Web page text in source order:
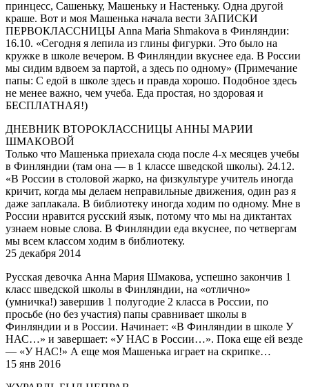
принцесс, Сашеньку, Машеньку и Настеньку. Одна другой
краше. Вот и моя Машенька начала вести ЗАПИСКИ
ПЕРВОКЛАССНИЦЫ Anna Maria Shmakova в Финляндии:
16.10. «Сегодня я лепила из глины фигурки. Это было на
кружке в школе вечером. В Финляндии вкуснее еда. В России
мы сидим вдвоем за партой, а здесь по одному» (Примечание
папы: С едой в школе здесь и правда хорошо. Подобное здесь
не менее важно, чем учеба. Еда простая, но здоровая и
БЕСПЛАТНАЯ!)
ДНЕВНИК ВТОРОКЛАССНИЦЫ АННЫ МАРИИ
ШМАКОВОЙ
Только что Машенька приехала сюда после 4-х месяцев учебы
в Финляндии (там она — в 1 классе шведской школы). 24.12.
«В России в столовой жарко, на физкультуре учитель иногда
кричит, когда мы делаем неправильные движения, один раз я
даже заплакала. В библиотеку иногда ходим по одному. Мне в
России нравится русский язык, потому что мы на диктантах
узнаем новые слова. В Финляндии еда вкуснее, по четвергам
мы всем классом ходим в библиотеку.
25 декабря 2014
Русская девочка Анна Мария Шмакова, успешно закончив 1
класс шведской школы в Финляндии, на «отлично»
(умничка!) завершив 1 полугодие 2 класса в России, по
просьбе (но без участия) папы сравнивает школы в
Финляндии и в России. Начинает: «В Финляндии в школе У
НАС…» и завершает: «У НАС в России…». Пока еще ей везде
— «У НАС!» А еще моя Машенька играет на скрипке…
15 янв 2016